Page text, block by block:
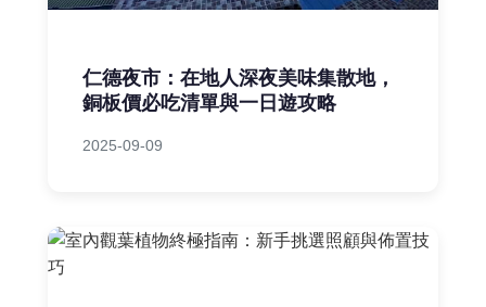
仁德夜市：在地人深夜美味集散地，
銅板價必吃清單與一日遊攻略
2025-09-09